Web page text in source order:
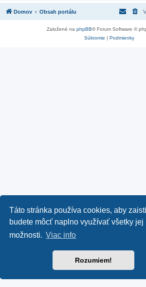
Táto stránka používa cookies, aby
budete môcť naplno využívať všetky jej
možnosti. Viac info
Rozumiem!
Domov Obsah portálu
Založené na phpBB® Forum Software ©
Súkromie | Podmienky